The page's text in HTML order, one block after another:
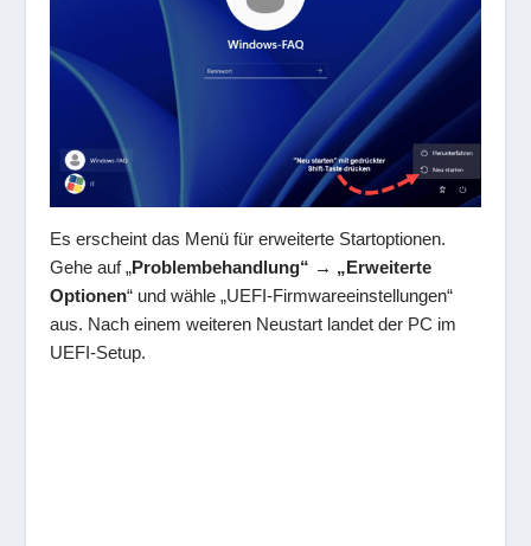
Es erscheint das Menü für erweiterte Startoptionen.
Gehe auf „Problembehandlung“ → „Erweiterte
Optionen“ und wähle „UEFI-Firmwareeinstellungen“
aus. Nach einem weiteren Neustart landet der PC im
UEFI-Setup.